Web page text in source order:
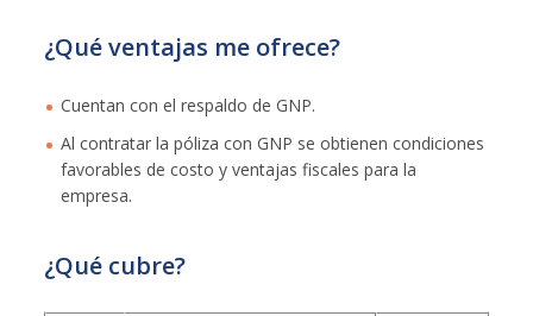
¿Qué ventajas me ofrece?
Cuentan con el respaldo de GNP.
Al contratar la póliza con GNP se obtienen condiciones
favorables de costo y ventajas fiscales para la
empresa.
¿Qué cubre?